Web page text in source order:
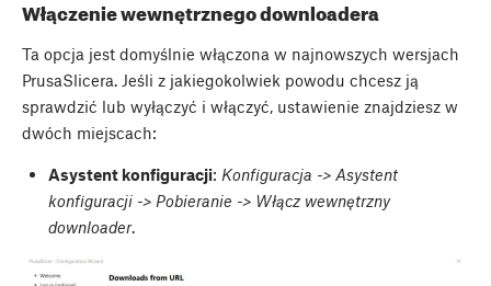
Włączenie wewnętrznego downloadera
Ta opcja jest domyślnie włączona w najnowszych wersjach
PrusaSlicera. Jeśli z jakiegokolwiek powodu chcesz ją
sprawdzić lub wyłączyć i włączyć, ustawienie znajdziesz w
dwóch miejscach:
Asystent konfiguracji: Konfiguracja -> Asystent
konfiguracji -> Pobieranie -> Włącz wewnętrzny
downloader.